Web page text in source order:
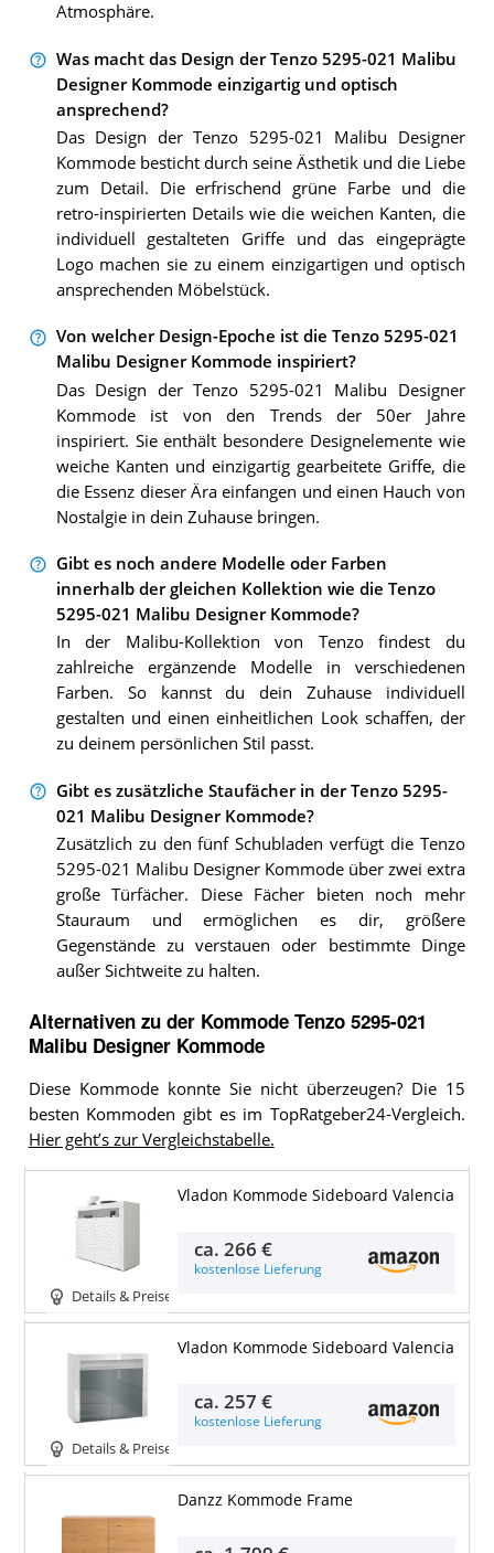
Atmosphäre.
Was macht das Design der Tenzo 5295-021 Malibu
Designer Kommode einzigartig und optisch
ansprechend?
Das Design der Tenzo 5295-021 Malibu Designer
Kommode besticht durch seine Ästhetik und die Liebe
zum Detail. Die erfrischend grüne Farbe und die
retro-inspirierten Details wie die weichen Kanten, die
individuell gestalteten Griffe und das eingeprägte
Logo machen sie zu einem einzigartigen und optisch
ansprechenden Möbelstück.
Von welcher Design-Epoche ist die Tenzo 5295-021
Malibu Designer Kommode inspiriert?
Das Design der Tenzo 5295-021 Malibu Designer
Kommode ist von den Trends der 50er Jahre
inspiriert. Sie enthält besondere Designelemente wie
weiche Kanten und einzigartig gearbeitete Griffe, die
die Essenz dieser Ära einfangen und einen Hauch von
Nostalgie in dein Zuhause bringen.
Gibt es noch andere Modelle oder Farben
innerhalb der gleichen Kollektion wie die Tenzo
5295-021 Malibu Designer Kommode?
In der Malibu-Kollektion von Tenzo findest du
zahlreiche ergänzende Modelle in verschiedenen
Farben. So kannst du dein Zuhause individuell
gestalten und einen einheitlichen Look schaffen, der
zu deinem persönlichen Stil passt.
Gibt es zusätzliche Staufächer in der Tenzo 5295-
021 Malibu Designer Kommode?
Zusätzlich zu den fünf Schubladen verfügt die Tenzo
5295-021 Malibu Designer Kommode über zwei extra
große Türfächer. Diese Fächer bieten noch mehr
Stauraum und ermöglichen es dir, größere
Gegenstände zu verstauen oder bestimmte Dinge
außer Sichtweite zu halten.
Alternativen zu der Kommode Tenzo 5295-021
Malibu Designer Kommode
Diese Kommode konnte Sie nicht überzeugen? Die 15
besten Kommoden gibt es im TopRatgeber24-Vergleich.
Hier geht’s zur Vergleichstabelle.
Details & Preise
Vladon Kommode Sideboard Valencia
ca.266 €
kostenlose Lieferung
Details & Preise
Vladon Kommode Sideboard Valencia
ca.257 €
kostenlose Lieferung
Danzz Kommode Frame